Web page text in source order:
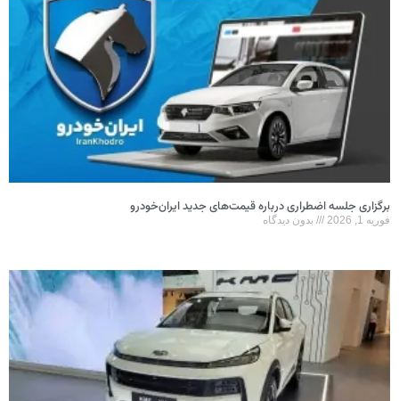
برگزاری جلسه اضطراری درباره قیمت‌های جدید ایران‌خودرو
فوریه 1, 2026 بدون دیدگاه